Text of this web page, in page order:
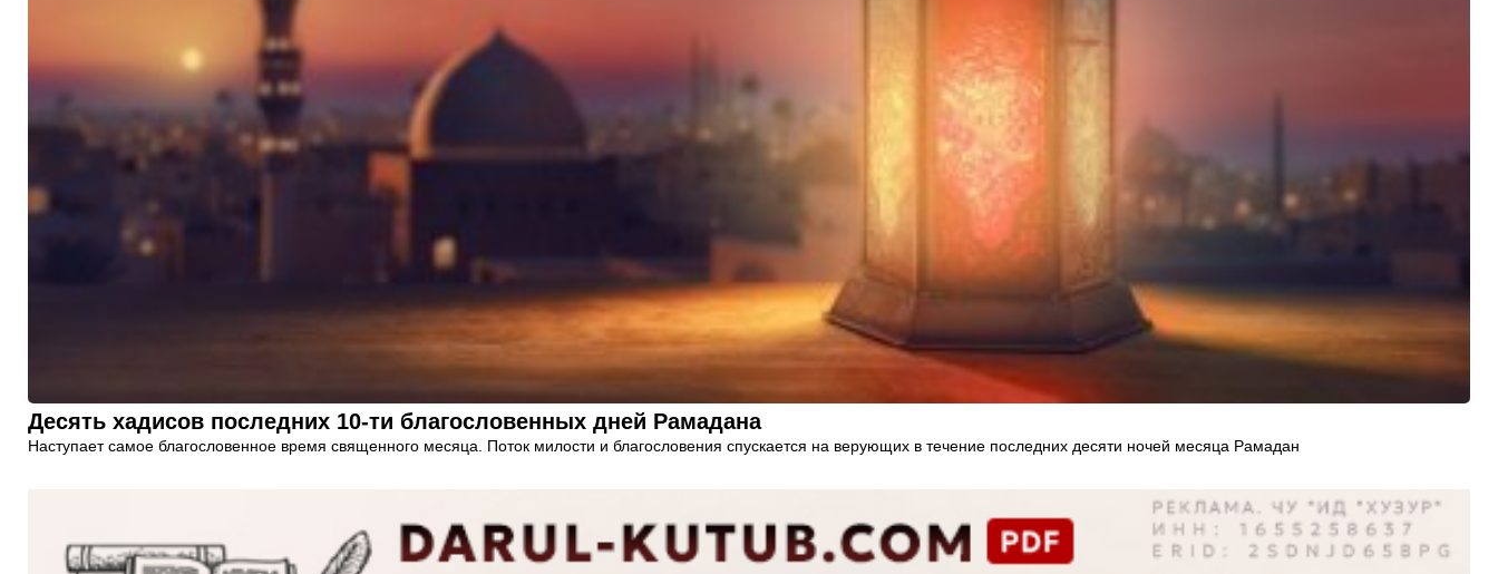
Десять хадисов последних 10-ти благословенных дней Рамадана
Наступает самое благословенное время священного месяца. Поток милости и благословения спускается на верующих в течение последних десяти ночей месяца Рамадан